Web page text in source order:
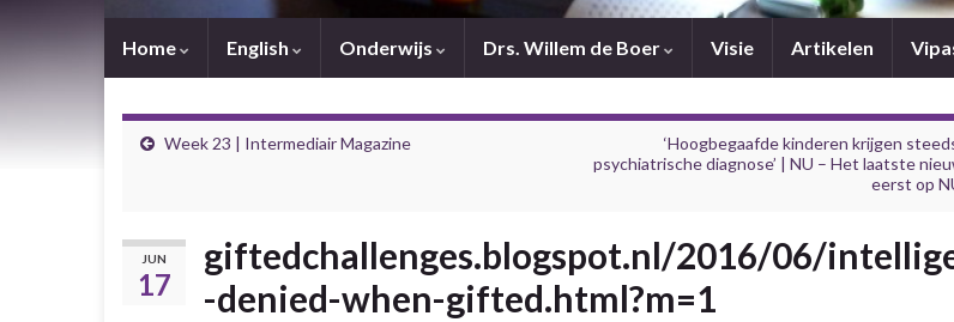
Home English Onderwijs Drs. Willem de Boer Visie Artikelen
Week 23 | Intermediair Magazine
‘Hoogbegaafde kinderen krijgen
psychiatrische diagnose’ | NU – Het laatste
eerst op
JUN
17
giftedchallenges.blogspot.nl/2016/06/
-denied-when-gifted.html?m=1